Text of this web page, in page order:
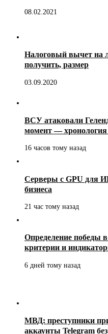
08.02.2021
Налоговый вычет на
получить, размер
03.09.2020
ВСУ атаковали
момент —
16 часов тому назад
Серверы с GPU для
бизнеса
21 час тому назад
Определение
критерии и
6 дней тому назад
МВД: преступники
аккаунты Telegram